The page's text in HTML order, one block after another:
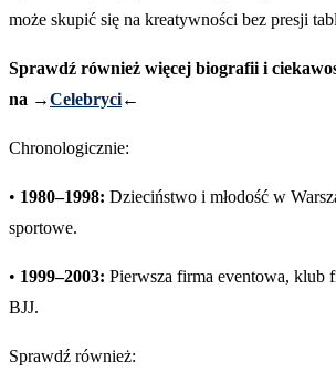
może skupić się na kreatywności bez presji
Sprawdź również więcej biografii i
na →Celebryci←
Chronologicznie:
• 1980–1998: Dzieciństwo i młodość w
sportowe.
• 1999–2003: Pierwsza firma eventowa, klub
BJJ.
Sprawdź również: